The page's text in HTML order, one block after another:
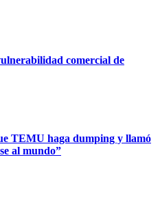
comercial de
TEMU haga dumping y llamó
al mundo”